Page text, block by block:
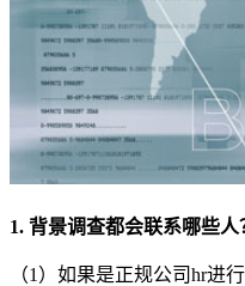
1. 背景调查都会联系哪些人
（1）如果是正规公司hr进